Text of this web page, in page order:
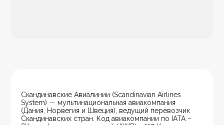
Скандинавские Авиалинии (Scandinavian Airlines
System) — мультинациональная авиакомпания
(Дания, Норвегия и Швеция), ведущий перевозчик
Скандинавских стран. Код авиакомпании по IATA –